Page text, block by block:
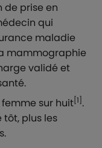
prise en
qui
maladie
mammographie
validé et
sur huit[1].
tôt, plus les